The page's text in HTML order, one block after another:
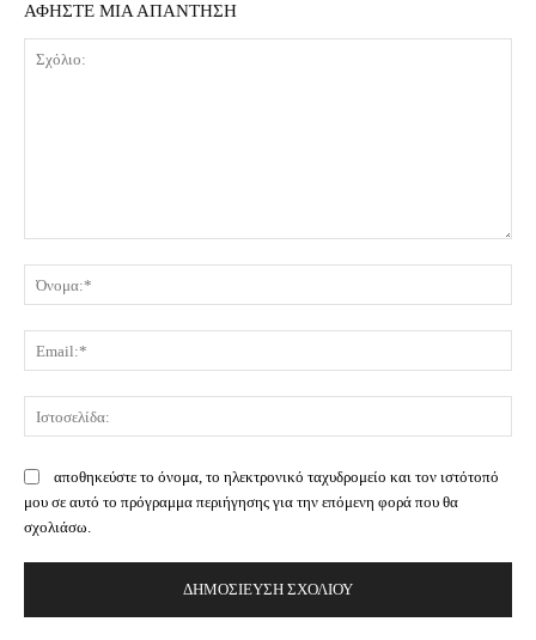
ΑΦΗΣΤΕ ΜΙΑ ΑΠΑΝΤΗΣΗ
αποθηκεύστε το όνομα, το ηλεκτρονικό ταχυδρομείο και τον ιστότοπό
μου σε αυτό το πρόγραμμα περιήγησης για την επόμενη φορά που θα
σχολιάσω.